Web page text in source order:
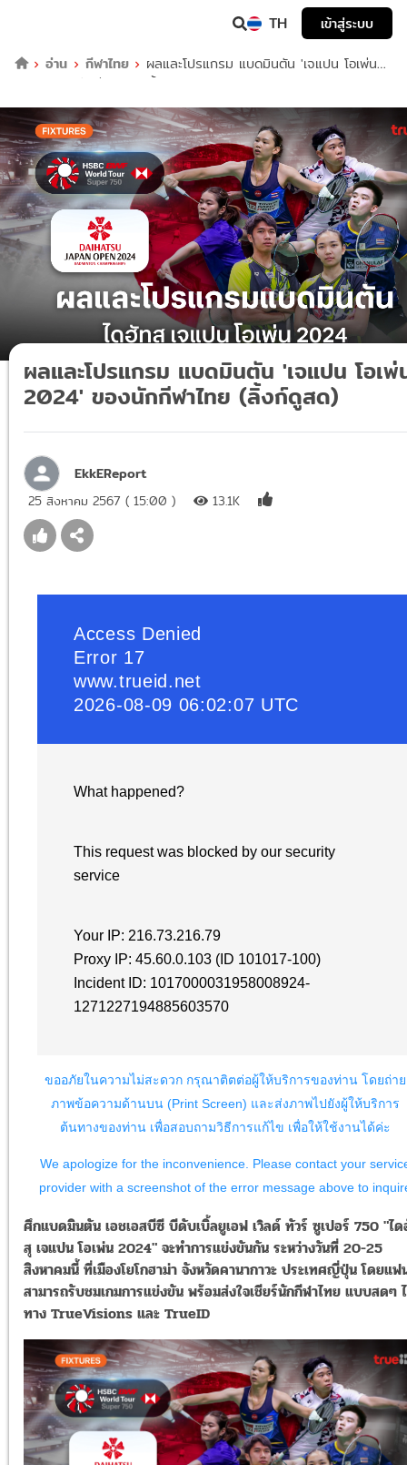
TH
เข้าสู่ระบบ
อ่าน
กีฬาไทย
ผลและโปรแกรม แบดมินตัน 'เจแปน โอเพ่น
2024' ของนักกีฬาไทย (ลิ้งก์ดูสด)
ผลและโปรแกรม แบดมินตัน 'เจแปน โอเพ่
2024' ของนักกีฬาไทย (ลิ้งก์ดูสด)
EkkEReport
25 สิงหาคม 2567 ( 15:00 ) 13.1K
ศึกแบดมินตัน เอชเอสบีซี บีดับเบิ้ลยูเอฟ เวิลด์ ทัวร์ ซูเปอร์ 750 "ไ
สุ เจแปน โอเพ่น 2024" จะทำการแข่งขันกัน ระหว่างวันที่ 20-25
สิงหาคมนี้ ที่เมืองโยโกฮาม่า จังหวัดคานากาวะ ประเทศญี่ปุ่น โดยแฟ
สามารถรับชมเกมการแข่งขัน พร้อมส่งใจเชียร์นักกีฬาไทย แบบสดๆ
ทาง TrueVisions และ TrueID